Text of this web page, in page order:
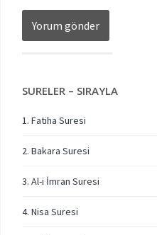
SURELER – SIRAYLA
1. Fatiha Suresi
2. Bakara Suresi
3. Al-i İmran Suresi
4. Nisa Suresi